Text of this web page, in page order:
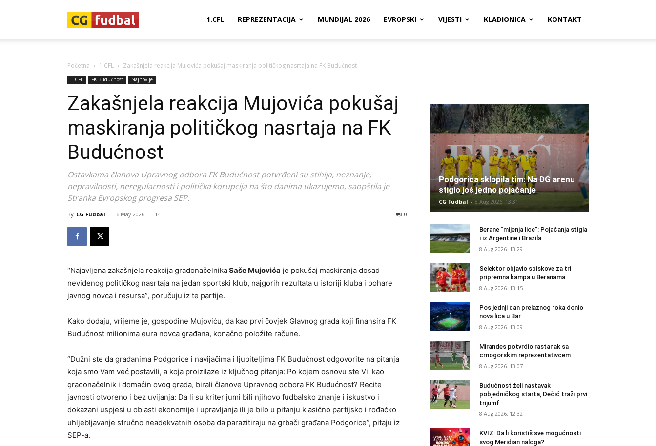
1.CFL REPREZENTACIJA MUNDIJAL 2026 EVROPSKI VIJESTI KLADIONICA KONTAKT
Početna 1.CFL Zakašnjela reakcija Mujovića pokušaj maskiranja političkog nasrtaja na FK Budućnost
1.CFL FK Budućnost Najnovije
Zakašnjela reakcija Mujovića pokušaj
maskiranja političkog nasrtaja na FK
Budućnost
Ostavkama članova Upravnog odbora FK Budućnost potvrđeni su stihija, neznanje,
nepravilnosti, neregularnosti i politička korupcija na što danima ukazujemo, saopštila je
Stranka Evropskog progresa SEP.
By CG Fudbal - 16 May 2026. 11:14 0
“Najavljena zakašnjela reakcija gradonačelnikaSaše Mujovića je pokušaj maskiranja dosad
neviđenog političkog nasrtaja na jedan sportski klub, najgorih rezultata u istoriji kluba i pohare
javnog novca i resursa”, poručuju iz te partije.
Kako dodaju, vrijeme je, gospodine Mujoviću, da kao prvi čovjek Glavnog grada koji finansira FK
Budućnost milionima eura novca građana, konačno položite račune.
“Dužni ste da građanima Podgorice i navijačima i ljubiteljima FK Budućnost odgovorite na pitanja
koja smo Vam već postavili, a koja proizilaze iz ključnog pitanja: Po kojem osnovu ste Vi, kao
gradonačelnik i domaćin ovog grada, birali članove Upravnog odbora FK Budućnost? Recite
javnosti otvoreno i bez uvijanja: Da li su kriterijumi bili njihovo fudbalsko znanje i iskustvo i
dokazani uspjesi u oblasti ekonomije i upravljanja ili je bilo u pitanju klasično partijsko i rođačko
uhljebljavanje stručno neadekvatnih osoba da parazitiraju na grbači građana Podgorice”, pitaju iz
SEP-a.
Podgorica sklopila tim: Na DG arenu
stiglo još jedno pojačanje
CG Fudbal - 8 Aug 2026. 13:31
Berane “mijenja lice”: Pojačanja stigla
i iz Argentine i Brazila
8 Aug 2026. 13:29
Selektor objavio spiskove za tri
pripremna kampa u Beranama
8 Aug 2026. 13:15
Posljednji dan prelaznog roka donio
nova lica u Bar
8 Aug 2026. 13:09
Mirandes potvrdio rastanak sa
crnogorskim reprezentativcem
8 Aug 2026. 13:07
Budućnost želi nastavak
pobjedničkog starta, Dečić traži prvi
trijumf
8 Aug 2026. 12:32
KVIZ: Da li koristiš sve mogućnosti
svog Meridian naloga?